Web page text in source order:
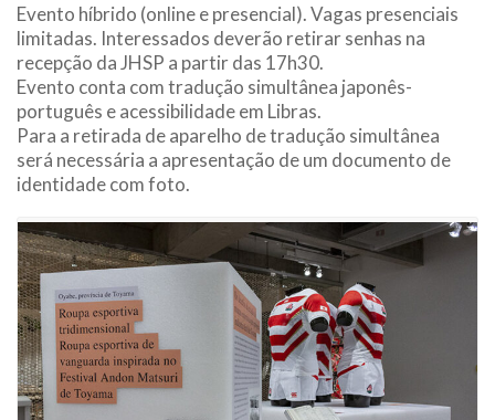
Evento híbrido (online e presencial). Vagas presenciais
limitadas. Interessados deverão retirar senhas na
recepção da JHSP a partir das 17h30.
Evento conta com tradução simultânea japonês-
português e acessibilidade em Libras.
Para a retirada de aparelho de tradução simultânea
será necessária a apresentação de um documento de
identidade com foto.